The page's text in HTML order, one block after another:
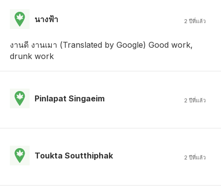
นางฟ้า 2 ปีที่แล้ว
งานดี งานเมา (Translated by Google) Good work,
drunk work
Pinlapat Singaeim 2 ปีที่แล้ว
Toukta Soutthiphak 2 ปีที่แล้ว